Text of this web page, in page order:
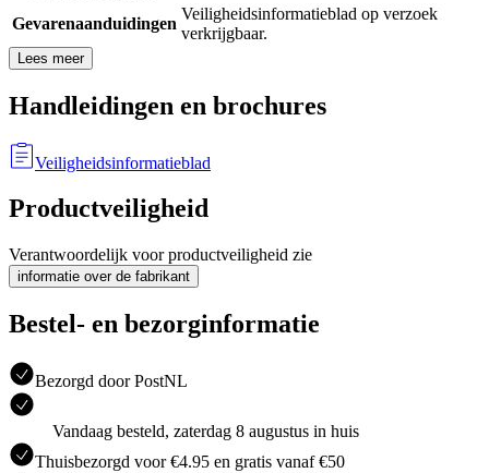
Gevarenaanduidingen
Veiligheidsinformatieblad op verzoek
verkrijgbaar.
Lees meer
Handleidingen en brochures
Veiligheidsinformatieblad
Productveiligheid
Verantwoordelijk voor productveiligheid zie
informatie over de fabrikant
Bestel- en bezorginformatie
Bezorgd door PostNL
Vandaag besteld, zaterdag 8 augustus in huis
Thuisbezorgd voor €4.95 en gratis vanaf €50